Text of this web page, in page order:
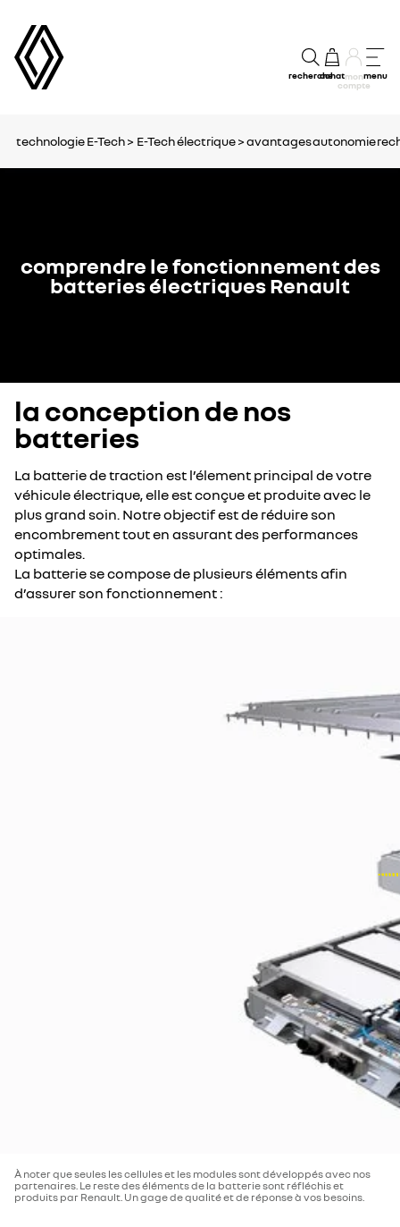
rechercheachatmon
compte
menu
technologie E-Tech > E-Tech électrique >avantagesautonomie
comprendre le fonctionnement des
batteries électriques Renault
la conception de nos
batteries
La batterie de traction est l’élement principal de votre
véhicule électrique, elle est conçue et produite avec le
plus grand soin. Notre objectif est de réduire son
encombrement tout en assurant des performances
optimales.
La batterie se compose de plusieurs éléments afin
d’assurer son fonctionnement :
À noter que seules les cellules et les modules sont développés avec nos
partenaires. Le reste des éléments de la batterie sont réfléchis et
produits par Renault. Un gage de qualité et de réponse à vos besoins.